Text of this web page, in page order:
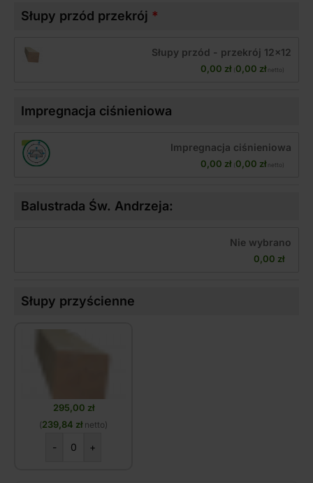
Słupy przód przekrój
Słupy przód - przekrój 12x12
0,00 zł ( 0,00 zł netto)
Impregnacja ciśnieniowa
Impregnacja ciśnieniowa
0,00 zł ( 0,00 zł netto)
Balustrada Św. Andrzeja:
Nie wybrano
0,00 zł
Słupy przyścienne
295,00 zł
(239,84 złnetto)
- +